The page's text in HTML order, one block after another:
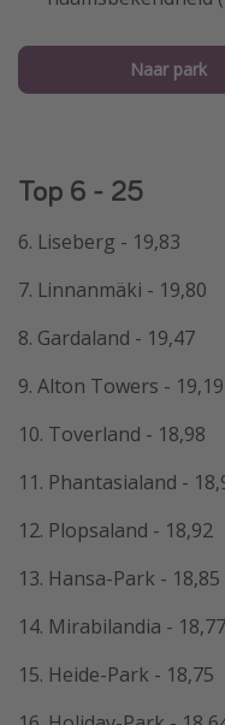
Naar park
Top 6 - 25
6. Liseberg - 19,83
7. Linnanmäki - 19,80
8. Gardaland - 19,47
9. Alton Towers - 19,19
10. Toverland - 18,98
11. Phantasialand -
12. Plopsaland - 18,92
13. Hansa-Park - 18,85
14. Mirabilandia - 18,77
15. Heide-Park - 18,75